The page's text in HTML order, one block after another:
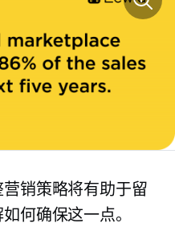
销策略将有助于留
何确保这一点。